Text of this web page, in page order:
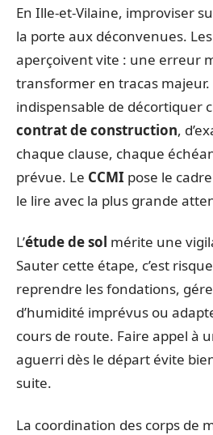
En Ille-et-Vilaine, improviser
la porte aux déconvenues. Les
aperçoivent vite : une erreur
transformer en tracas
indispensable de décortiquer
contrat de construction,
chaque clause, chaque
prévue. Le CCMI pose le
le lire avec la plus grande
L’étude de sol mérite une
Sauter cette étape, c’est
reprendre les fondations,
d’humidité imprévus ou
cours de route. Faire appel à
aguerri dès le départ évite
suite.
La coordination des corps de